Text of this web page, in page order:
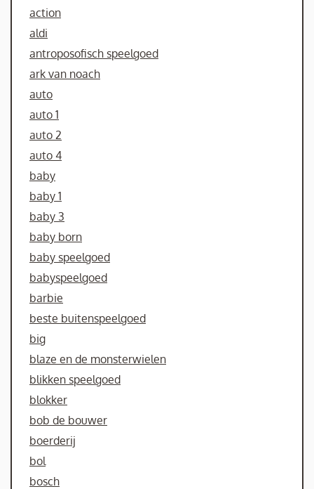
action
aldi
antroposofisch speelgoed
ark van noach
auto
auto 1
auto 2
auto 4
baby
baby 1
baby 3
baby born
baby speelgoed
babyspeelgoed
barbie
beste buitenspeelgoed
big
blaze en de monsterwielen
blikken speelgoed
blokker
bob de bouwer
boerderij
bol
bosch